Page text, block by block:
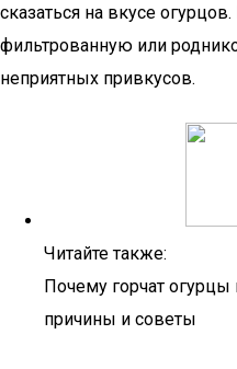
сказаться на вкусе
фильтрованную или
неприятных привкусов.
Читайте также:
Почему горчат огурцы
причины и советы